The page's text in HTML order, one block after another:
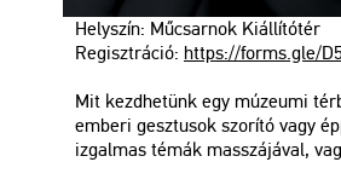
Hely­szín: Mű­csar­nok Ki­ál­lí­tó­tér
Re­giszt­rá­ció: https://​forms.​gle/​
Mit kezd­he­tünk egy mú­ze­u­mi
em­be­ri gesz­tu­sok szo­rí­tó vagy
iz­gal­mas témák masszá­já­val,